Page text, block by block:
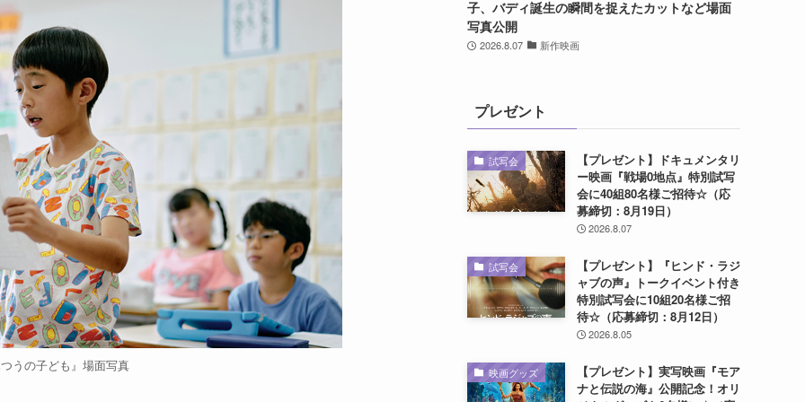
うの子ども』場面写真
子、バディ誕生の瞬間を捉えたカットなど場面
写真公開
2026.8.07 新作映画
プレゼント
試写会
【プレゼント】ドキュメンタリ
ー映画『戦場0地点』特別試写
会に40組80名様ご招待☆（応
募締切：8月19日）
2026.8.07
試写会
【プレゼント】『ヒンド・ラジ
ャブの声』トークイベント付き
特別試写会に10組20名様ご招
待☆（応募締切：8月12日）
2026.8.05
映画グッズ
【プレゼント】実写映画『モア
ナと伝説の海』公開記念！オリ